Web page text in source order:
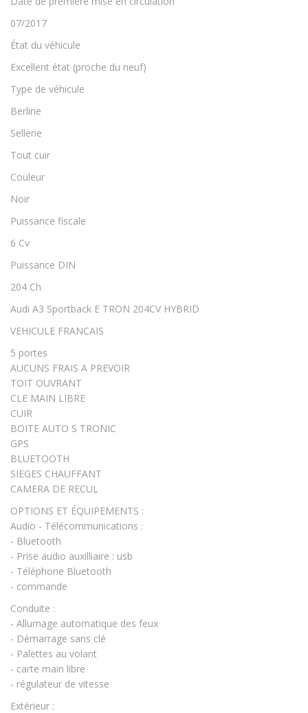
07/2017
État du véhicule
Excellent état (proche du neuf)
Type de véhicule
Berline
Sellerie
Tout cuir
Couleur
Noir
Puissance fiscale
6 Cv
Puissance DIN
204 Ch
Audi A3 Sportback E TRON 204CV HYBRID
VEHICULE FRANCAIS
5 portes
AUCUNS FRAIS A PREVOIR
TOIT OUVRANT
CLE MAIN LIBRE
CUIR
BOITE AUTO S TRONIC
GPS
BLUETOOTH
SIEGES CHAUFFANT
CAMERA DE RECUL
OPTIONS ET ÉQUIPEMENTS :
Audio - Télécommunications :
- Bluetooth
- Prise audio auxilliaire : usb
- Téléphone Bluetooth
- commande
Conduite :
- Allumage automatique des feux
- Démarrage sans clé
- Palettes au volant
- carte main libre
- régulateur de vitesse
Extérieur :